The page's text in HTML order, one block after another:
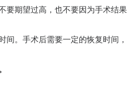
要期望过高，也不要因为手术结果
。手术后需要一定的恢复时间，